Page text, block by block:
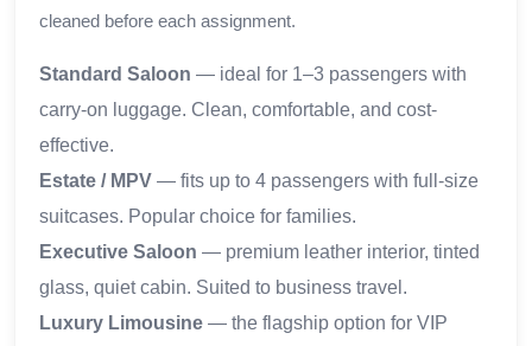
cleaned before each assignment.
Standard Saloon — ideal for 1–3 passengers with
carry-on luggage. Clean, comfortable, and cost-
effective.
Estate / MPV — fits up to 4 passengers with full-size
suitcases. Popular choice for families.
Executive Saloon — premium leather interior, tinted
glass, quiet cabin. Suited to business travel.
Luxury Limousine — the flagship option for VIP